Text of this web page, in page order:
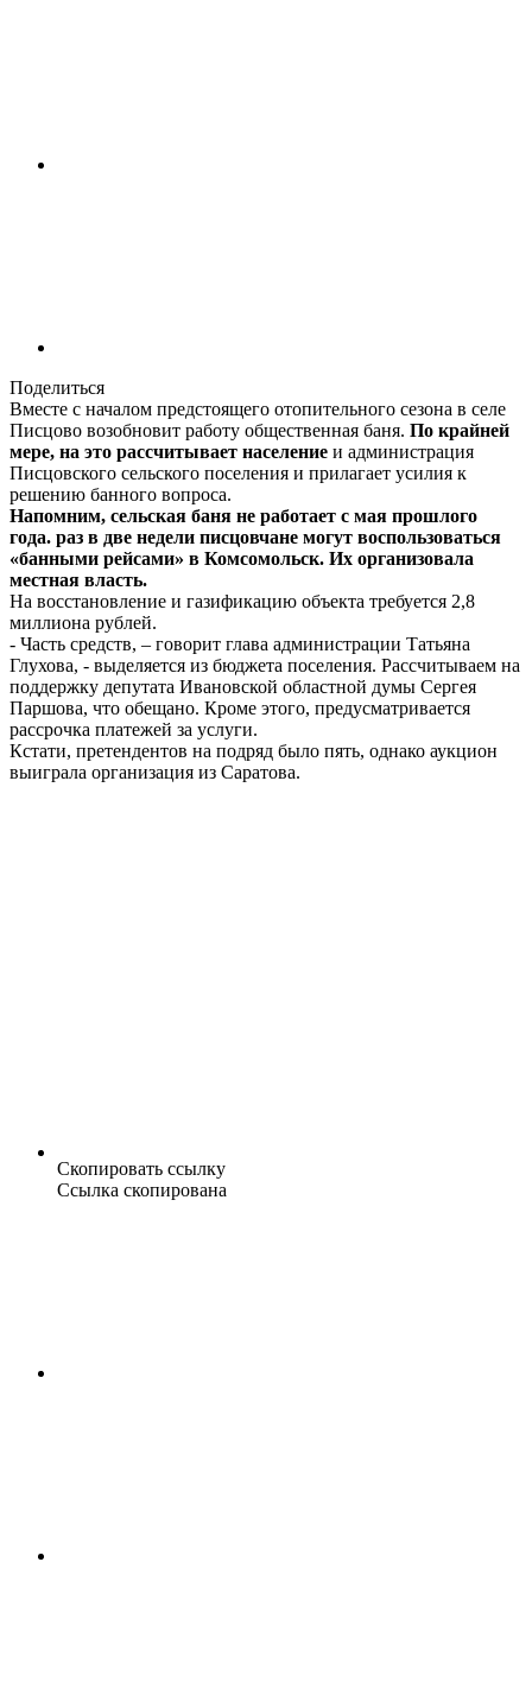
Поделиться
Вместе с началом предстоящего отопительного сезона в селе
Писцово возобновит работу общественная баня. По крайней
мере, на это рассчитывает население и администрация
Писцовского сельского поселения и прилагает усилия к
решению банного вопроса.
Напомним, сельская баня не работает с мая прошлого
года. раз в две недели писцовчане могут воспользоваться
«банными рейсами» в Комсомольск. Их организовала
местная власть.
На восстановление и газификацию объекта требуется 2,8
миллиона рублей.
- Часть средств, – говорит глава администрации Татьяна
Глухова, - выделяется из бюджета поселения. Рассчитываем на
поддержку депутата Ивановской областной думы Сергея
Паршова, что обещано. Кроме этого, предусматривается
рассрочка платежей за услуги.
Кстати, претендентов на подряд было пять, однако аукцион
выиграла организация из Саратова.
Скопировать ссылку
Ссылка скопирована